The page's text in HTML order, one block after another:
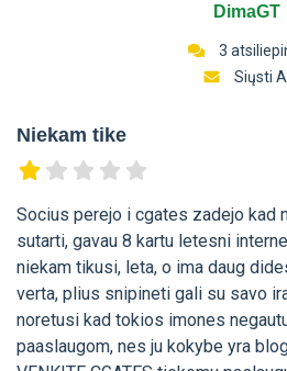
DimaGT
3
Siųsti
Niekam tike
Socius perejo i cgates zadejo kad
sutarti, gavau 8 kartu letesni
niekam tikusi, leta, o ima daug
verta, plius snipineti gali su savo
noretusi kad tokios imones
paaslaugom, nes ju kokybe yra